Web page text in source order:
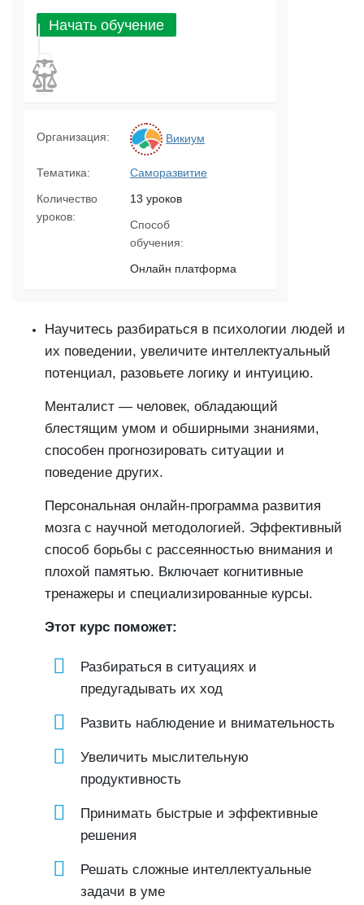
Начать обучение
Организация: Викиум
Тематика:
Саморазвитие
Количество
уроков:
13 уроков
Способ
обучения:
Онлайн платформа
Научитесь разбираться в психологии людей и
их поведении, увеличите интеллектуальный
потенциал, разовьете логику и интуицию.
Менталист — человек, обладающий
блестящим умом и обширными знаниями,
способен прогнозировать ситуации и
поведение других.
Персональная онлайн-программа развития
мозга с научной методологией. Эффективный
способ борьбы с рассеянностью внимания и
плохой памятью. Включает когнитивные
тренажеры и специализированные курсы.
Этот курс поможет:
Разбираться в ситуациях и
предугадывать их ход
Развить наблюдение и внимательность
Увеличить мыслительную
продуктивность
Принимать быстрые и эффективные
решения
Решать сложные интеллектуальные
задачи в уме